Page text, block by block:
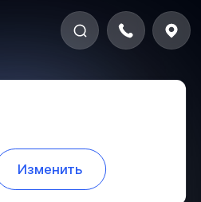
Изменить